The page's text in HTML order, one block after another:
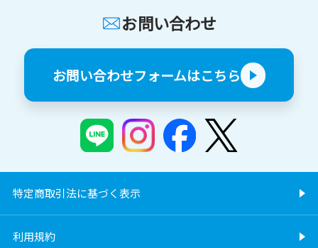
お問い合わせ
お問い合わせフォームはこちら
特定商取引法に基づく表示
利用規約